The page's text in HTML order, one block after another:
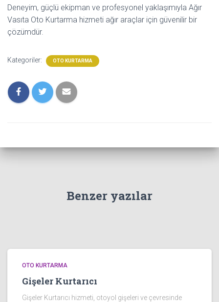
Deneyim, güçlü ekipman ve profesyonel yaklaşımıyla Ağır
Vasıta Oto Kurtarma hizmeti ağır araçlar için güvenilir bir
çözümdür.
Kategoriler: OTO KURTARMA
Benzer yazılar
OTO KURTARMA
Gişeler Kurtarıcı
Gişeler Kurtarıcı hizmeti, otoyol gişeleri ve çevresinde